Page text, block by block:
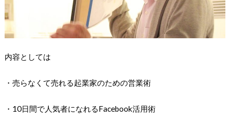
内容としては
・売らなくて売れる起業家のための営業術
・10日間で人気者になれるFacebook活用術